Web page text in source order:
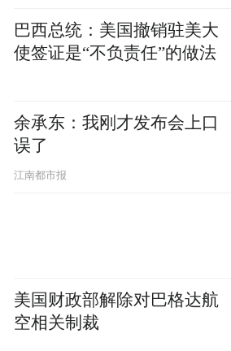
巴西总统：美国撤销驻美大
使签证是“不负责任”的做法
余承东：我刚才发布会上口
误了
江南都市报
美国财政部解除对巴格达航
空相关制裁